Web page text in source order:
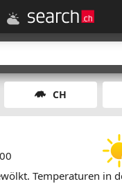
CH
Temperaturen in